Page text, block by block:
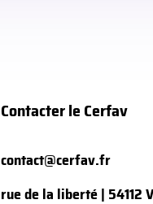
Contacter le Cerfav
contact@cerfav.fr
rue de la liberté | 54112